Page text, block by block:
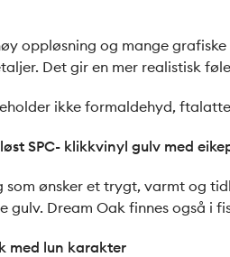
oppløsning og mange
Det gir en mer realistisk
ikke formaldehyd,
SPC- klikkvinyl gulv med
som ønsker et trygt, varmt og
gulv. Dream Oak finnes også i
med lun karakter